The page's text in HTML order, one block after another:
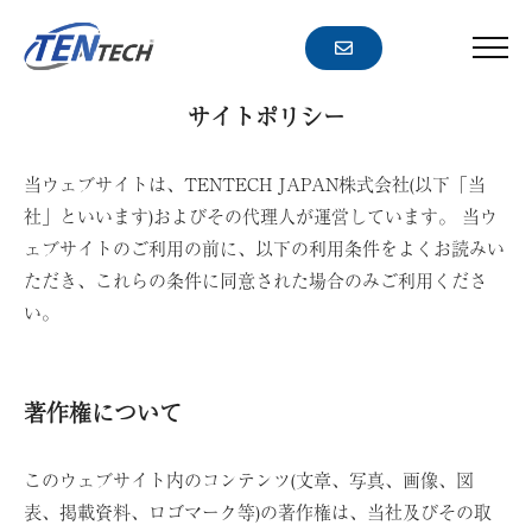
メ
ト
ポ
リ
シ
サイトポリシー
当ウェブサイトは、TENTECH JAPAN株式会社(以下「当
社」といいます)およびその代理人が運営しています。 当ウ
ェブサイトのご利用の前に、以下の利用条件をよくお読みい
ただき、これらの条件に同意された場合のみご利用くださ
い。
著作権について
このウェブサイト内のコンテンツ(文章、写真、画像、図
表、掲載資料、ロゴマーク等)の著作権は、当社及びその取